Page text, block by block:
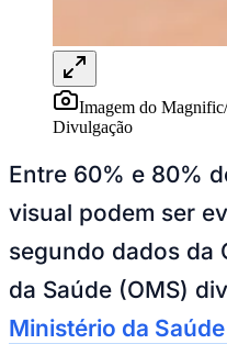
Imagem do
Divulgação
Entre 60% e 80%
visual podem ser
segundo dados da
da Saúde (OMS)
Ministério da